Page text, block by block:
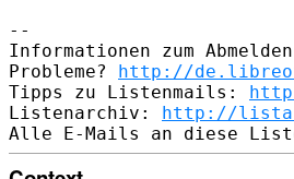
--
Informationen zum
Probleme? http://
Tipps zu Listenmails:
Listenarchiv: http://